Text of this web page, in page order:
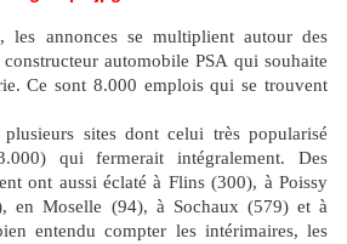
les annonces se multiplient autour des
automobile PSA qui souhaite
Ce sont 8.000 emplois qui se trouvent
sites dont celui très popularisé
qui fermerait intégralement. Des
ont aussi éclaté à Flins (300), à Poissy
en Moselle (94), à Sochaux (579) et à
entendu compter les intérimaires, les